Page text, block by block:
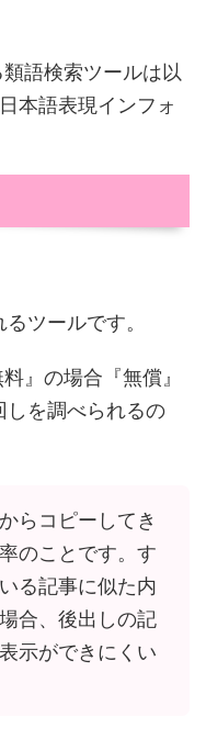
語検索ツールは以
本語表現インフォ
ツールです。
』の場合『無償』
を調べられるの
らコピーしてき
のことです。す
る記事に似た内
合、後出しの記
示ができにくい